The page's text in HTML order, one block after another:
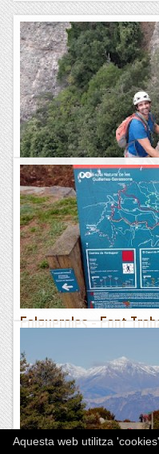
Aresta del Violí a la
Molt guapa via en el seu grau,
divisió i un traçat súper xulo.
equipada amb parabolts i és
Bloc Empotrat
Folgueroles - Font
Dissabte 17 de febrer de
matí. Ubicació: Comarca
min (16,3 km) Desnivell: 591
Maifemcim.cat
Aquesta web utilitza